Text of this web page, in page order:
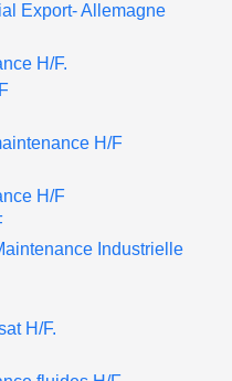
Export- Allemagne
H/F.
H/F
H/F
Industrielle
H/F.